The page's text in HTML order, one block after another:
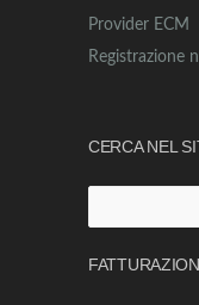
Provider ECM
Registrazione
CERCA NEL
per: